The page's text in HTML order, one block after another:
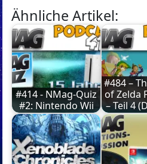
Ähnliche Artikel:
#414 - NMag-Quiz
#2: Nintendo Wii
#484 –
of Zelda
– Teil 4